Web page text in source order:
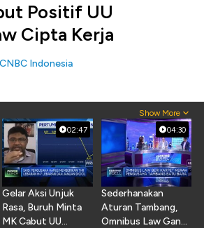
Positif UU
Cipta Kerja
CNBC Indonesia
Show More
02:47
Gelar Aksi Unjuk
Rasa, Buruh Minta
MK Cabut UU
04:30
Sederhanakan
Aturan Tambang,
Omnibus Law Ganti